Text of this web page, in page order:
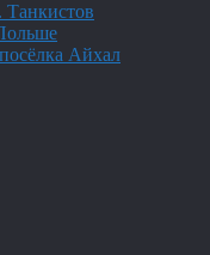
Танкистов
Айхал